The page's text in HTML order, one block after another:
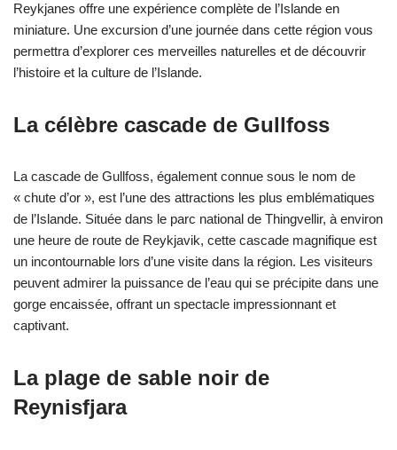
Reykjanes offre une expérience complète de l’Islande en
miniature. Une excursion d’une journée dans cette région vous
permettra d’explorer ces merveilles naturelles et de découvrir
l’histoire et la culture de l’Islande.
La célèbre cascade de Gullfoss
La cascade de Gullfoss, également connue sous le nom de
« chute d’or », est l’une des attractions les plus emblématiques
de l’Islande. Située dans le parc national de Thingvellir, à environ
une heure de route de Reykjavik, cette cascade magnifique est
un incontournable lors d’une visite dans la région. Les visiteurs
peuvent admirer la puissance de l’eau qui se précipite dans une
gorge encaissée, offrant un spectacle impressionnant et
captivant.
La plage de sable noir de
Reynisfjara